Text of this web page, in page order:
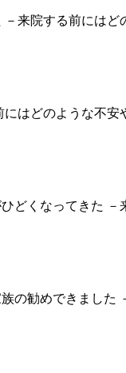
来院する前には
はどのような不
くなってきた
の勧めできまし